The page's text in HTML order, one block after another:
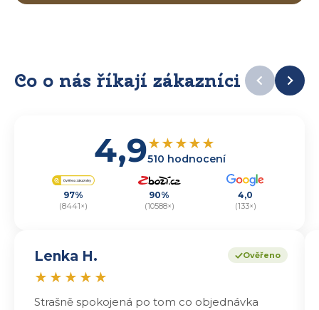
Co o nás říkají zákazníci
4,9★★★★★
510 hodnocení
97%
(8441×)
90%
(10588×)
4,0
(133×)
Ověřeno
Lenka H.
★ ★ ★ ★ ★
Strašně spokojená po tom co objednávka